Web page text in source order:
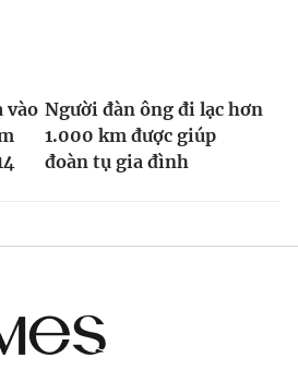
vào Người đàn ông đi lạc hơn
1.000 km được giúp
đoàn tụ gia đình